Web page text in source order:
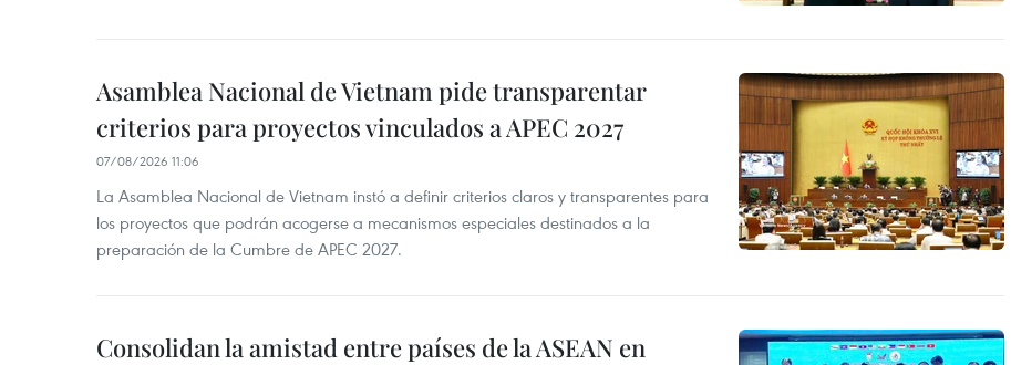
Asamblea Nacional de Vietnam pide transparentar
criterios para proyectos vinculados a APEC 2027
07/08/2026 11:06
La Asamblea Nacional de Vietnam instó a definir criterios claros y transparentes para
los proyectos que podrán acogerse a mecanismos especiales destinados a la
preparación de la Cumbre de APEC 2027.
Consolidan la amistad entre países de la ASEAN en